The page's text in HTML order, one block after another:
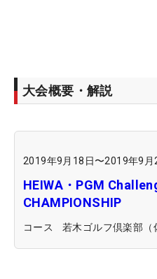
大会概要・解説
2019年9月18日〜2019年9月
HEIWA・PGM
CHAMPIONSHIP
コース 若木ゴルフ倶楽部（